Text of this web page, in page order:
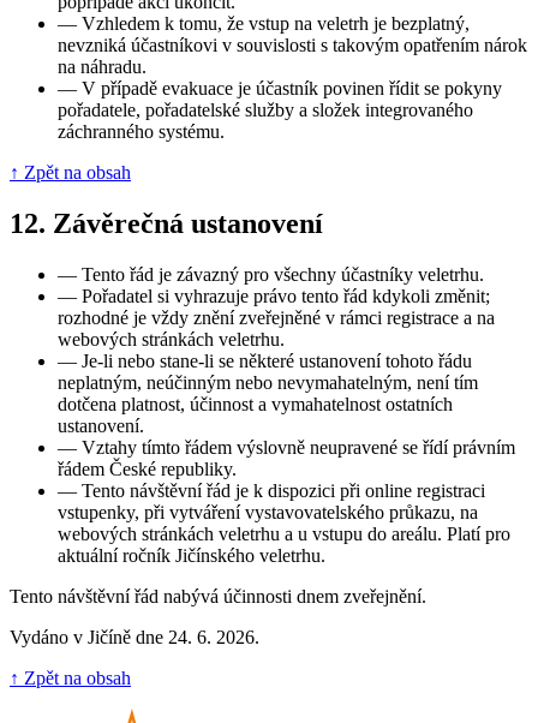
— Vzhledem k tomu, že vstup na veletrh je bezplatný,
nevzniká účastníkovi v souvislosti s takovým opatřením nárok
na náhradu.
— V případě evakuace je účastník povinen řídit se pokyny
pořadatele, pořadatelské služby a složek integrovaného
záchranného systému.
↑ Zpět na obsah
12. Závěrečná ustanovení
— Tento řád je závazný pro všechny účastníky veletrhu.
— Pořadatel si vyhrazuje právo tento řád kdykoli změnit;
rozhodné je vždy znění zveřejněné v rámci registrace a na
webových stránkách veletrhu.
— Je-li nebo stane-li se některé ustanovení tohoto řádu
neplatným, neúčinným nebo nevymahatelným, není tím
dotčena platnost, účinnost a vymahatelnost ostatních
ustanovení.
— Vztahy tímto řádem výslovně neupravené se řídí právním
řádem České republiky.
— Tento návštěvní řád je k dispozici při online registraci
vstupenky, při vytváření vystavovatelského průkazu, na
webových stránkách veletrhu a u vstupu do areálu. Platí pro
aktuální ročník Jičínského veletrhu.
Tento návštěvní řád nabývá účinnosti dnem zveřejnění.
Vydáno v Jičíně dne 24. 6. 2026.
↑ Zpět na obsah